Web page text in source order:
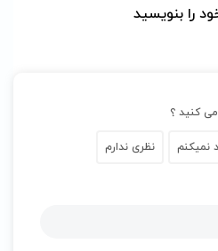
را بنویسید
کنید ؟
نمیکنم نظری ندارم